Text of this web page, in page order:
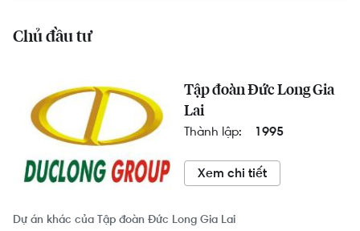
Chủ đầu tư
Tập đoàn Đức Long Gia
Lai
Thành lập: 1995
Xem chi tiết
Dự án khác của Tập đoàn Đức Long Gia Lai